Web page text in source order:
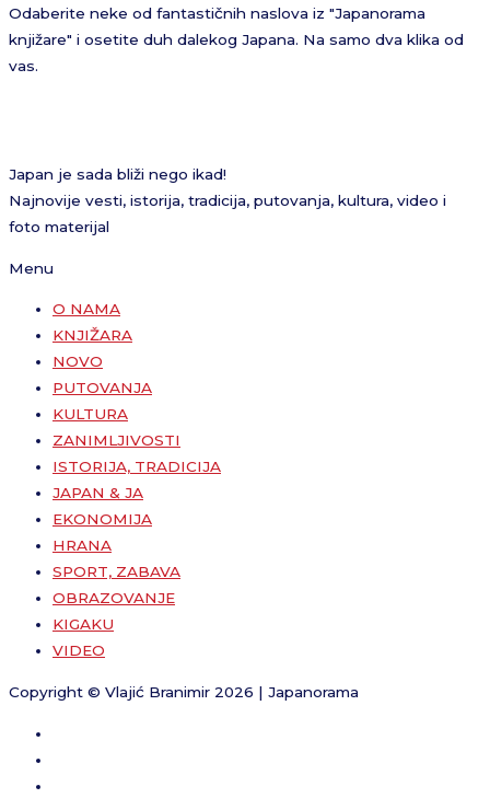
Odaberite neke od fantastičnih naslova iz "Japanorama
knjižare" i osetite duh dalekog Japana. Na samo dva klika od
vas.
Japan je sada bliži nego ikad!
Najnovije vesti, istorija, tradicija, putovanja, kultura, video i
foto materijal
Menu
O NAMA
KNJIŽARA
NOVO
PUTOVANJA
KULTURA
ZANIMLJIVOSTI
ISTORIJA, TRADICIJA
JAPAN & JA
EKONOMIJA
HRANA
SPORT, ZABAVA
OBRAZOVANJE
KIGAKU
VIDEO
Copyright © Vlajić Branimir 2026 | Japanorama